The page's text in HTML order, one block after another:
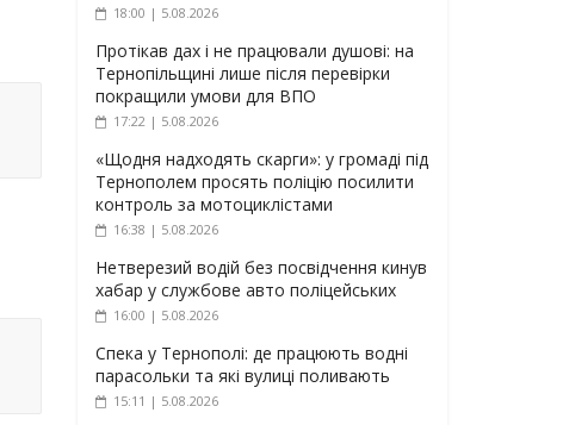
18:00 | 5.08.2026
Протікав дах і не працювали душові: на
Тернопільщині лише після перевірки
покращили умови для ВПО
17:22 | 5.08.2026
«Щодня надходять скарги»: у громаді під
Тернополем просять поліцію посилити
контроль за мотоциклістами
16:38 | 5.08.2026
Нетверезий водій без посвідчення кинув
хабар у службове авто поліцейських
16:00 | 5.08.2026
Спека у Тернополі: де працюють водні
парасольки та які вулиці поливають
15:11 | 5.08.2026